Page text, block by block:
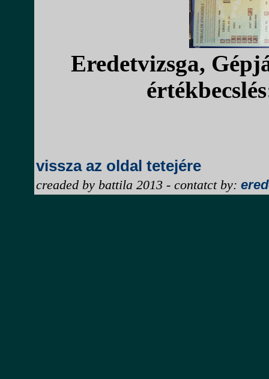
Eredetvizsga,
vissza az oldal tetejére
creaded by battila 2013 - contatct by: